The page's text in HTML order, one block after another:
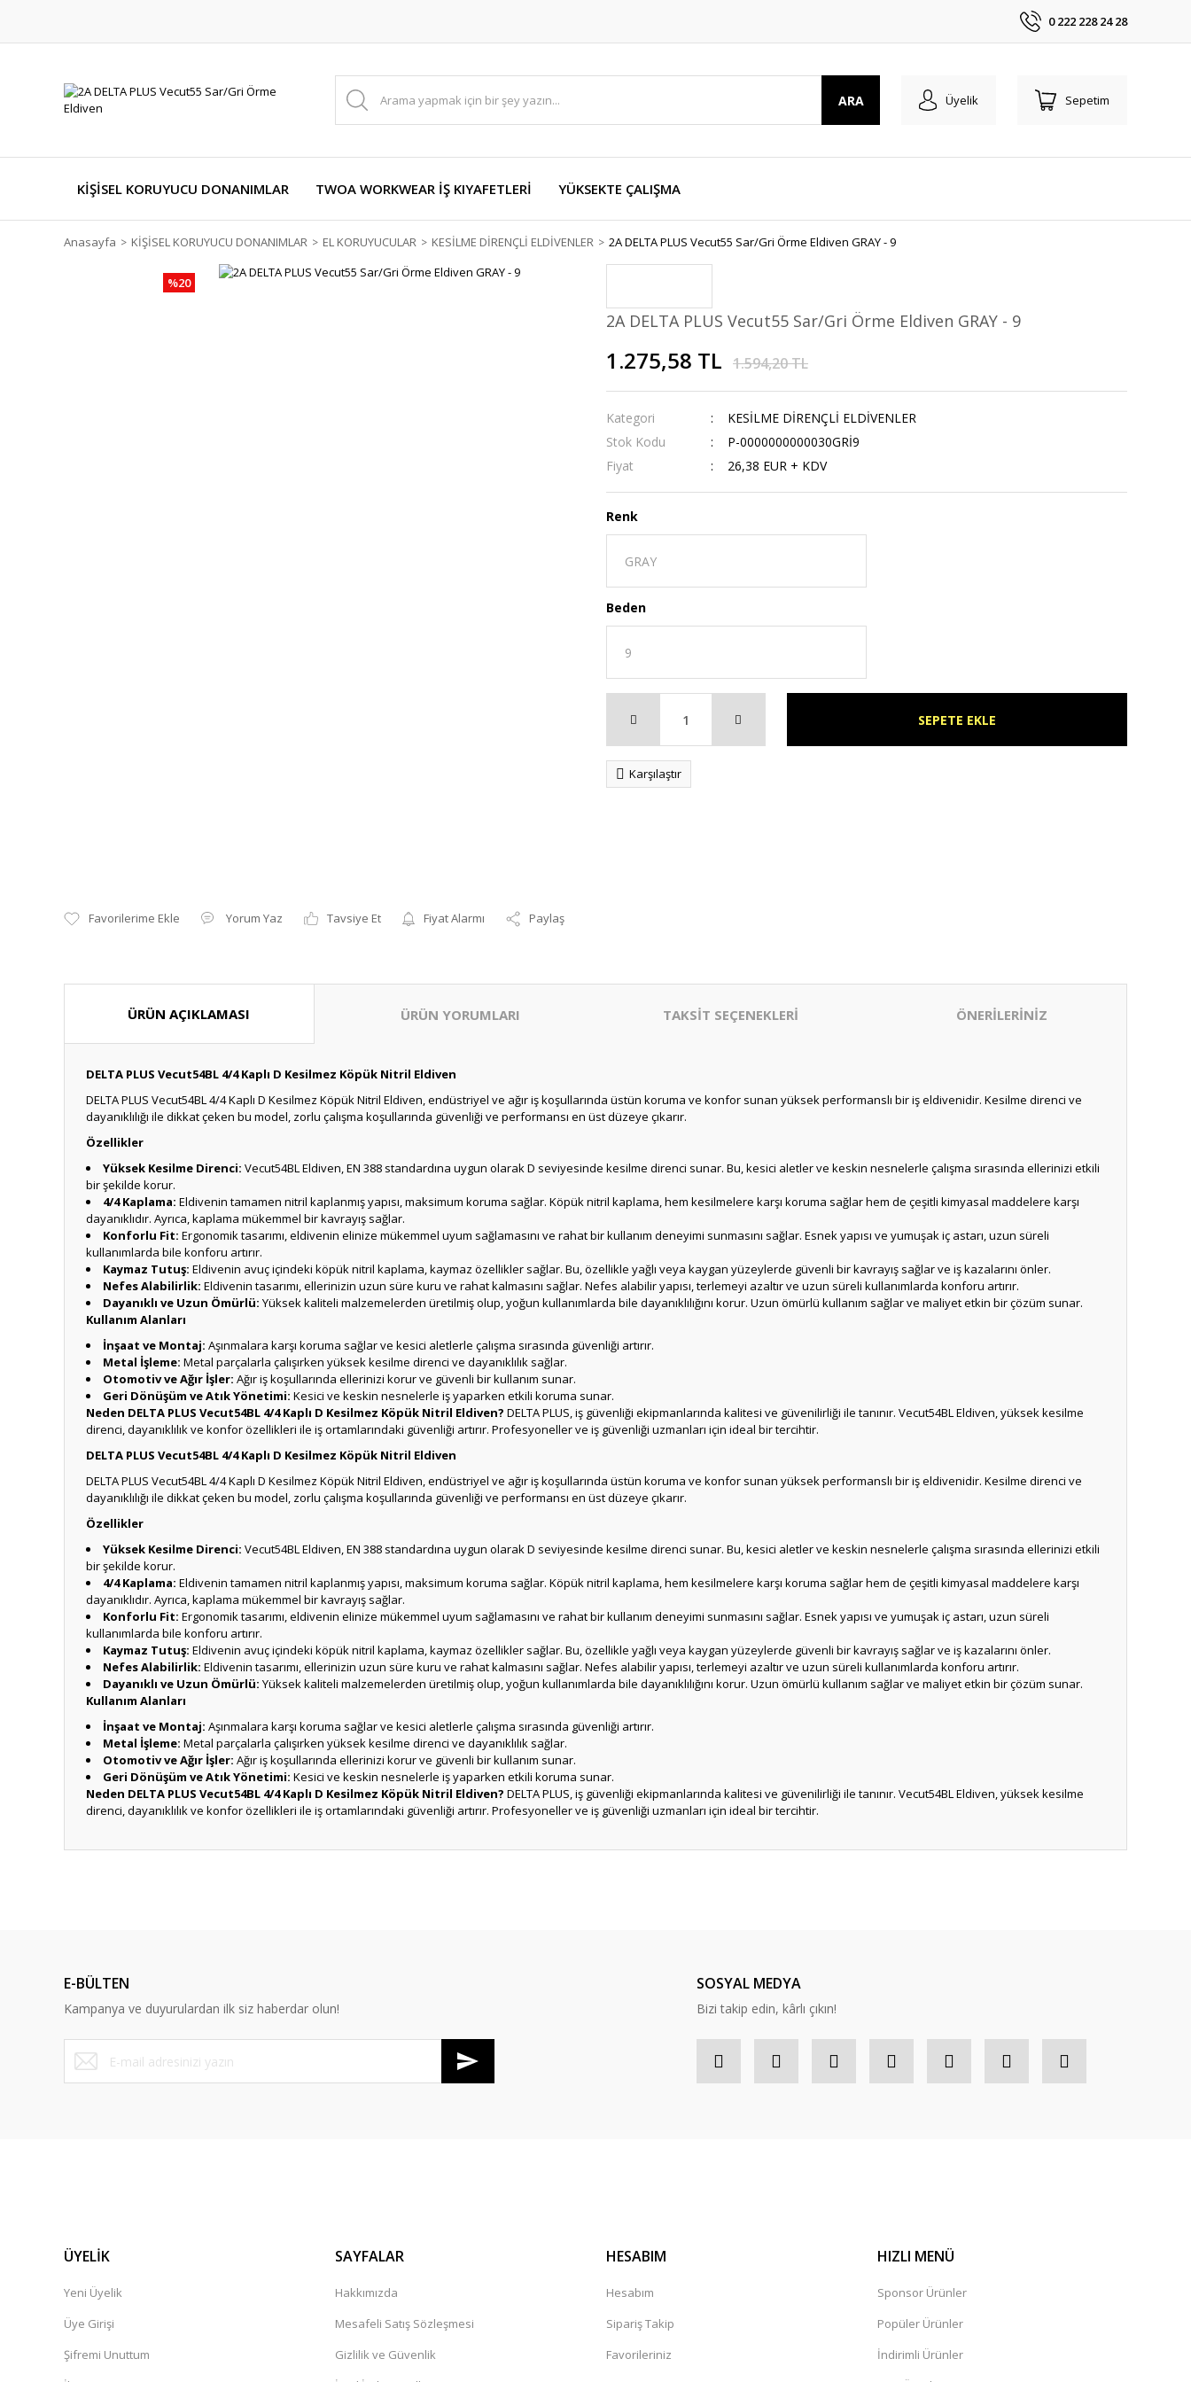
0 222 228 24 28
ARA Üyelik Sepetim
KİŞİSEL KORUYUCU DONANIMLAR TWOA WORKWEAR İŞ KIYAFETLERİ YÜKSEKTE ÇALIŞMA
Anasayfa KİŞİSEL KORUYUCU DONANIMLAR EL KORUYUCULAR KESİLME DİRENÇLİ ELDİVENLER 2A DELTA PLUS Vecut55 Sar/Gri Örme Eldiven GRAY - 9
%20
Yorum Yaz Tavsiye Et Fiyat Alarmı Paylaş
2A DELTA PLUS Vecut55 Sar/Gri Örme Eldiven GRAY - 9
1.275,58 TL 1.594,20 TL
Kategori
KESİLME DİRENÇLİ ELDİVENLER
Stok Kodu
P-0000000000030GRİ9
Fiyat
26,38 EUR + KDV
Renk
Beden
SEPETE EKLE
Karşılaştır
ÜRÜN AÇIKLAMASI ÜRÜN YORUMLARI TAKSİT SEÇENEKLERİ ÖNERİLERİNİZ
DELTA PLUS Vecut54BL 4/4 Kaplı D Kesilmez Köpük Nitril Eldiven
DELTA PLUS Vecut54BL 4/4 Kaplı D Kesilmez Köpük Nitril Eldiven, endüstriyel ve ağır iş koşullarında üstün koruma ve konfor sunan yüksek performanslı bir iş eldivenidir. Kesilme direnci ve
dayanıklılığı ile dikkat çeken bu model, zorlu çalışma koşullarında güvenliği ve performansı en üst düzeye çıkarır.
Özellikler
Yüksek Kesilme Direnci: Vecut54BL Eldiven, EN 388 standardına uygun olarak D seviyesinde kesilme direnci sunar. Bu, kesici aletler ve keskin nesnelerle çalışma sırasında ellerinizi etkili
bir şekilde korur.
4/4 Kaplama: Eldivenin tamamen nitril kaplanmış yapısı, maksimum koruma sağlar. Köpük nitril kaplama, hem kesilmelere karşı koruma sağlar hem de çeşitli kimyasal maddelere karşı
dayanıklıdır. Ayrıca, kaplama mükemmel bir kavrayış sağlar.
Konforlu Fit: Ergonomik tasarımı, eldivenin elinize mükemmel uyum sağlamasını ve rahat bir kullanım deneyimi sunmasını sağlar. Esnek yapısı ve yumuşak iç astarı, uzun süreli
kullanımlarda bile konforu artırır.
Kaymaz Tutuş: Eldivenin avuç içindeki köpük nitril kaplama, kaymaz özellikler sağlar. Bu, özellikle yağlı veya kaygan yüzeylerde güvenli bir kavrayış sağlar ve iş kazalarını önler.
Nefes Alabilirlik: Eldivenin tasarımı, ellerinizin uzun süre kuru ve rahat kalmasını sağlar. Nefes alabilir yapısı, terlemeyi azaltır ve uzun süreli kullanımlarda konforu artırır.
Dayanıklı ve Uzun Ömürlü: Yüksek kaliteli malzemelerden üretilmiş olup, yoğun kullanımlarda bile dayanıklılığını korur. Uzun ömürlü kullanım sağlar ve maliyet etkin bir çözüm sunar.
Kullanım Alanları
İnşaat ve Montaj: Aşınmalara karşı koruma sağlar ve kesici aletlerle çalışma sırasında güvenliği artırır.
Metal İşleme: Metal parçalarla çalışırken yüksek kesilme direnci ve dayanıklılık sağlar.
Otomotiv ve Ağır İşler: Ağır iş koşullarında ellerinizi korur ve güvenli bir kullanım sunar.
Geri Dönüşüm ve Atık Yönetimi: Kesici ve keskin nesnelerle iş yaparken etkili koruma sunar.
Neden DELTA PLUS Vecut54BL 4/4 Kaplı D Kesilmez Köpük Nitril Eldiven? DELTA PLUS, iş güvenliği ekipmanlarında kalitesi ve güvenilirliği ile tanınır. Vecut54BL Eldiven, yüksek kesilme
direnci, dayanıklılık ve konfor özellikleri ile iş ortamlarındaki güvenliği artırır. Profesyoneller ve iş güvenliği uzmanları için ideal bir tercihtir.
DELTA PLUS Vecut54BL 4/4 Kaplı D Kesilmez Köpük Nitril Eldiven
DELTA PLUS Vecut54BL 4/4 Kaplı D Kesilmez Köpük Nitril Eldiven, endüstriyel ve ağır iş koşullarında üstün koruma ve konfor sunan yüksek performanslı bir iş eldivenidir. Kesilme direnci ve
dayanıklılığı ile dikkat çeken bu model, zorlu çalışma koşullarında güvenliği ve performansı en üst düzeye çıkarır.
Özellikler
Yüksek Kesilme Direnci: Vecut54BL Eldiven, EN 388 standardına uygun olarak D seviyesinde kesilme direnci sunar. Bu, kesici aletler ve keskin nesnelerle çalışma sırasında ellerinizi etkili
bir şekilde korur.
4/4 Kaplama: Eldivenin tamamen nitril kaplanmış yapısı, maksimum koruma sağlar. Köpük nitril kaplama, hem kesilmelere karşı koruma sağlar hem de çeşitli kimyasal maddelere karşı
dayanıklıdır. Ayrıca, kaplama mükemmel bir kavrayış sağlar.
Konforlu Fit: Ergonomik tasarımı, eldivenin elinize mükemmel uyum sağlamasını ve rahat bir kullanım deneyimi sunmasını sağlar. Esnek yapısı ve yumuşak iç astarı, uzun süreli
kullanımlarda bile konforu artırır.
Kaymaz Tutuş: Eldivenin avuç içindeki köpük nitril kaplama, kaymaz özellikler sağlar. Bu, özellikle yağlı veya kaygan yüzeylerde güvenli bir kavrayış sağlar ve iş kazalarını önler.
Nefes Alabilirlik: Eldivenin tasarımı, ellerinizin uzun süre kuru ve rahat kalmasını sağlar. Nefes alabilir yapısı, terlemeyi azaltır ve uzun süreli kullanımlarda konforu artırır.
Dayanıklı ve Uzun Ömürlü: Yüksek kaliteli malzemelerden üretilmiş olup, yoğun kullanımlarda bile dayanıklılığını korur. Uzun ömürlü kullanım sağlar ve maliyet etkin bir çözüm sunar.
Kullanım Alanları
İnşaat ve Montaj: Aşınmalara karşı koruma sağlar ve kesici aletlerle çalışma sırasında güvenliği artırır.
Metal İşleme: Metal parçalarla çalışırken yüksek kesilme direnci ve dayanıklılık sağlar.
Otomotiv ve Ağır İşler: Ağır iş koşullarında ellerinizi korur ve güvenli bir kullanım sunar.
Geri Dönüşüm ve Atık Yönetimi: Kesici ve keskin nesnelerle iş yaparken etkili koruma sunar.
Neden DELTA PLUS Vecut54BL 4/4 Kaplı D Kesilmez Köpük Nitril Eldiven? DELTA PLUS, iş güvenliği ekipmanlarında kalitesi ve güvenilirliği ile tanınır. Vecut54BL Eldiven, yüksek kesilme
direnci, dayanıklılık ve konfor özellikleri ile iş ortamlarındaki güvenliği artırır. Profesyoneller ve iş güvenliği uzmanları için ideal bir tercihtir.
Ürün bilgilerinde hatalar bulunuyor.
Ürün fiyatı diğer sitelerden daha pahalı.
Bu ürüne benzer farklı alternatifler olmalı.
E-BÜLTEN
Kampanya ve duyurulardan ilk siz haberdar olun!
SOSYAL MEDYA
Bizi takip edin, kârlı çıkın!
ÜYELİK
Yeni Üyelik
Üye Girişi
Şifremi Unuttum
SAYFALAR
Hakkımızda
Mesafeli Satış Sözleşmesi
Gizlilik ve Güvenlik
HESABIM
Hesabım
Sipariş Takip
Favorileriniz
HIZLI MENÜ
Sponsor Ürünler
Popüler Ürünler
İndirimli Ürünler